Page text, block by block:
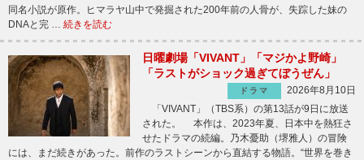
同名小説が原作。ヒマラヤ山中で発掘された200年前の人骨が、失踪した妹の
DNAと完 … 続きを読む
日曜劇場「VIVANT」「マジかよ野崎」
「ラストがショック過ぎてぼうぜん」
ドラマ
2026年8月10日
「VIVANT」（TBS系）の第13話が9日に放送
された。 本作は、2023年夏、日本中を熱狂さ
せたドラマの続編。乃木憂助（堺雅人）の冒険
には、まだ続きがあった。前作のラストシーンから直結する物語。“世界を巻き